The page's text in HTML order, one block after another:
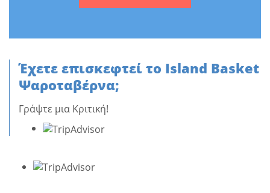
Έχετε επισκεφτεί το Island Basket
Ψαροταβέρνα;
Γράψτε μια Κριτική!